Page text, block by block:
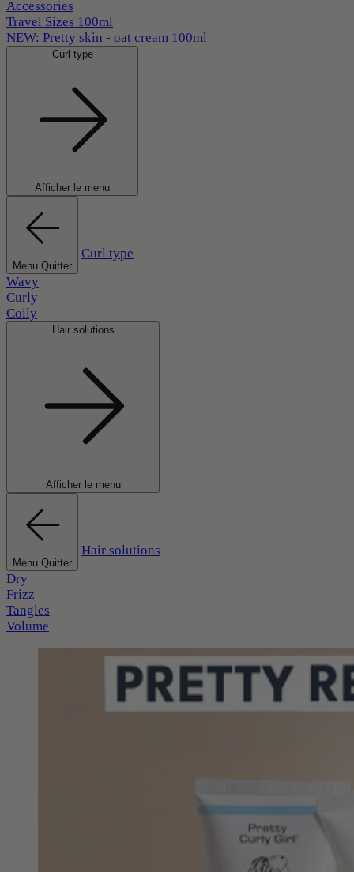
Accessories
Travel Sizes 100ml
NEW: Pretty skin - oat cream 100ml
Curl type
Afficher le menu
Menu Quitter
Curl type
Wavy
Curly
Coily
Hair solutions
Afficher le menu
Menu Quitter
Hair solutions
Dry
Frizz
Tangles
Volume